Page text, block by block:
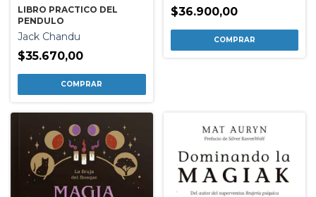
LIBRO PRACTICO DEL
PENDULO
Jack Chandu
$35.670,00
$36.900,00